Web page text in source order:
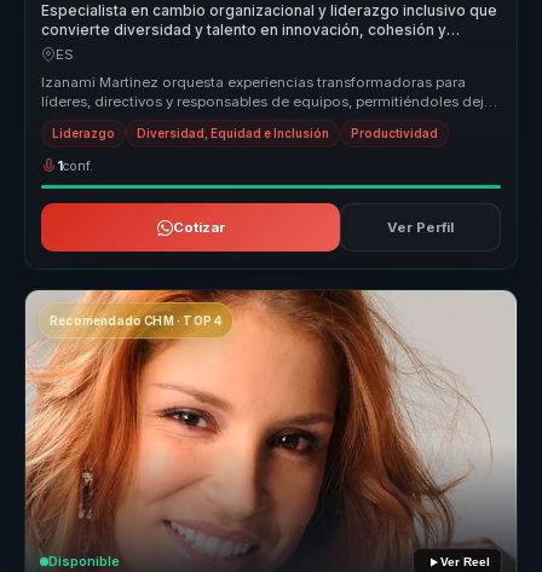
Especialista en cambio organizacional y liderazgo inclusivo que
convierte diversidad y talento en innovación, cohesión y
mejores decisiones para organizaciones.
ES
Izanami Martinez orquesta experiencias transformadoras para
líderes, directivos y responsables de equipos, permitiéndoles dejar
atrás equ...
Liderazgo Diversidad, Equidad e Inclusión Productividad
1conf.
Cotizar Ver Perfil
Recomendado CHM · TOP 4
Disponible Ver Reel